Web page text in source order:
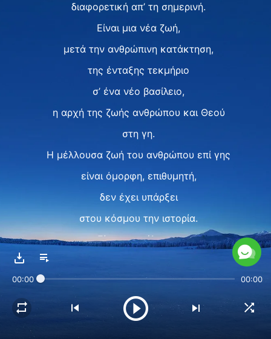
διαφορετική απ’ τη σημερινή.
Είναι μια νέα ζωή,
μετά την ανθρώπινη κατάκτηση,
της ένταξης τεκμήριο
σ’ ένα νέο βασίλειο,
η αρχή της ζωής ανθρώπου και Θεού
στη γη.
Η μέλλουσα ζωή του ανθρώπου επί γης
είναι όμορφη, επιθυμητή,
δεν έχει υπάρξει
στου κόσμου την ιστορία.
Είναι αποτέλεσμα
Είναι αυτό που ο άνθρωπος
λαχταρά πιο πολύ,
η υπόσχεση του Θεού σ’ αυτόν.
00:00 00:00